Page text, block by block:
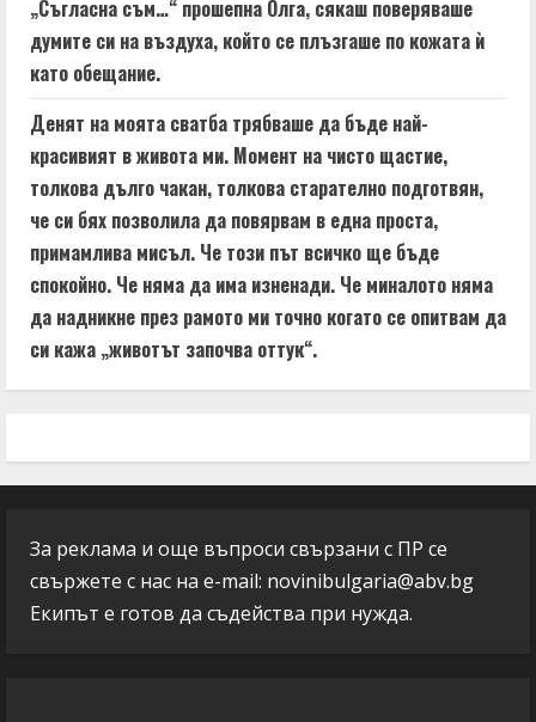
„Съгласна съм…“ прошепна Олга, сякаш поверяваше
думите си на въздуха, който се плъзгаше по кожата ѝ
като обещание.
Денят на моята сватба трябваше да бъде най-
красивият в живота ми. Момент на чисто щастие,
толкова дълго чакан, толкова старателно подготвян,
че си бях позволила да повярвам в една проста,
примамлива мисъл. Че този път всичко ще бъде
спокойно. Че няма да има изненади. Че миналото няма
да надникне през рамото ми точно когато се опитвам да
си кажа „животът започва оттук“.
За реклама и още въпроси свързани с ПР се
свържете с нас на e-mail: novinibulgaria@abv.bg
Екипът е готов да съдейства при нужда.